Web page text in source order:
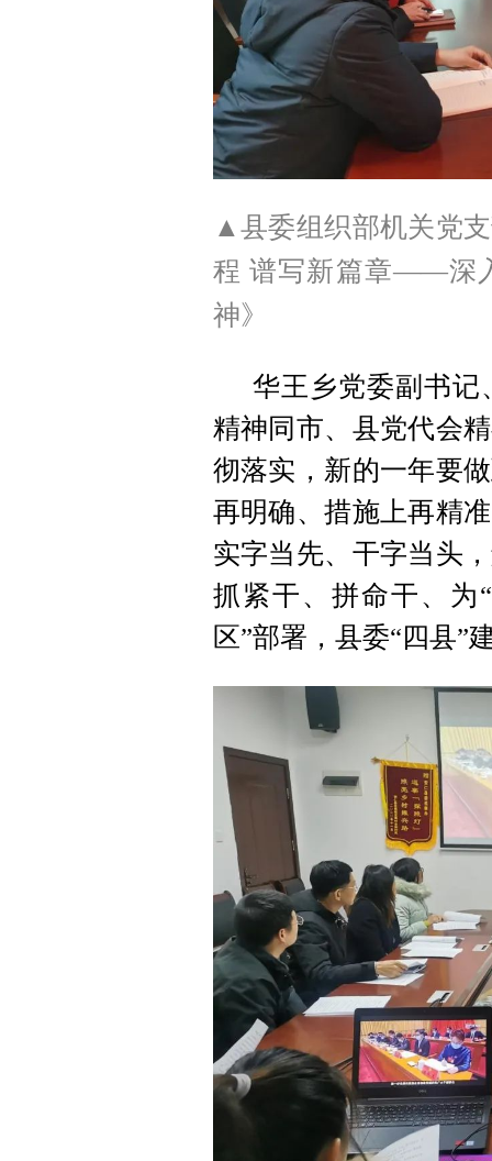
▲县委组织部机关党
程 谱写新篇章——深
神》
华王乡党委副书记
精神同市、县党代会
彻落实，新的一年要
再明确、措施上再精
实字当先、干字当头
抓紧干、拼命干、为
区”部署，县委“四县”